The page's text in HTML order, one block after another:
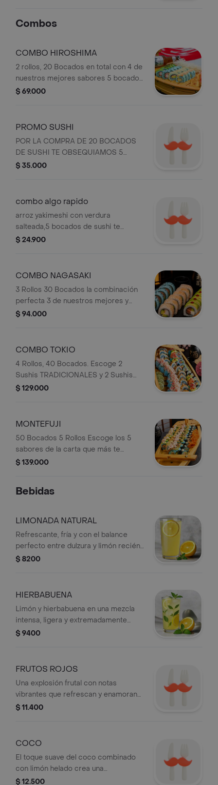
Combos
COMBO HIROSHIMA
2 rollos, 20 Bocados en total con 4 de
nuestros mejores sabores 5 bocados
por sabor y los más pedidos: Ebi
$ 69.000
PROMO SUSHI
POR LA COMPRA DE 20 BOCADOS
DE SUSHI TE OBSEQUIAMOS 5
BOCADOS DE TEMPORADA
$ 35.000
combo algo rapido
arroz yakimeshi con verdura
salteada,5 bocados de sushi te
temporada,un palmito apanado, una
$ 24.900
COMBO NAGASAKI
3 Rollos 30 Bocados la combinación
perfecta 3 de nuestros mejores y
más pedidos sabores: Ojo de Tigre,
$ 94.000
COMBO TOKIO
4 Rollos, 40 Bocados. Escoge 2
Sushis TRADICIONALES y 2 Sushis
DE LA CASA de la carta, para
$ 129.000
MONTEFUJI
50 Bocados 5 Rollos Escoge los 5
sabores de la carta que más te
gusten; disfruta con tus amigos y
$ 139.000
Bebidas
LIMONADA NATURAL
Refrescante, fría y con el balance
perfecto entre dulzura y limón recién
exprimido. Simplemente irresistible.
$ 8200
HIERBABUENA
Limón y hierbabuena en una mezcla
intensa, ligera y extremadamente
refrescante.
$ 9400
FRUTOS ROJOS
Una explosión frutal con notas
vibrantes que refrescan y enamoran
desde el primer sorbo.
$ 11.400
COCO
El toque suave del coco combinado
con limón helado crea una
experiencia refrescante única.
$ 12.500